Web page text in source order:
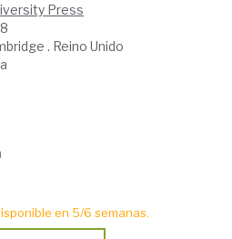
Press
. Reino Unido
en 5/6 semanas.